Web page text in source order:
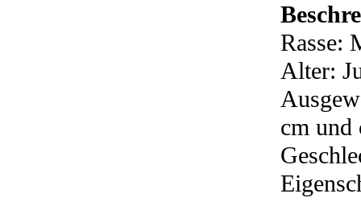
Rasse:
Alter:
cm und